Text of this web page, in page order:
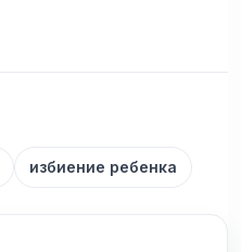
избиение ребенка